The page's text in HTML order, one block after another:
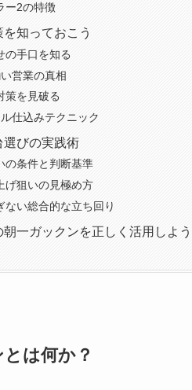
ー2の特徴
知っておこう
の手口を知る
営業の真相
策を見破る
仕込みテクニック
選びの実践術
の条件と判断基準
げ狙いの見極め方
ない総合的な立ち回り
一ガックンを正しく活用しよう
は何か？